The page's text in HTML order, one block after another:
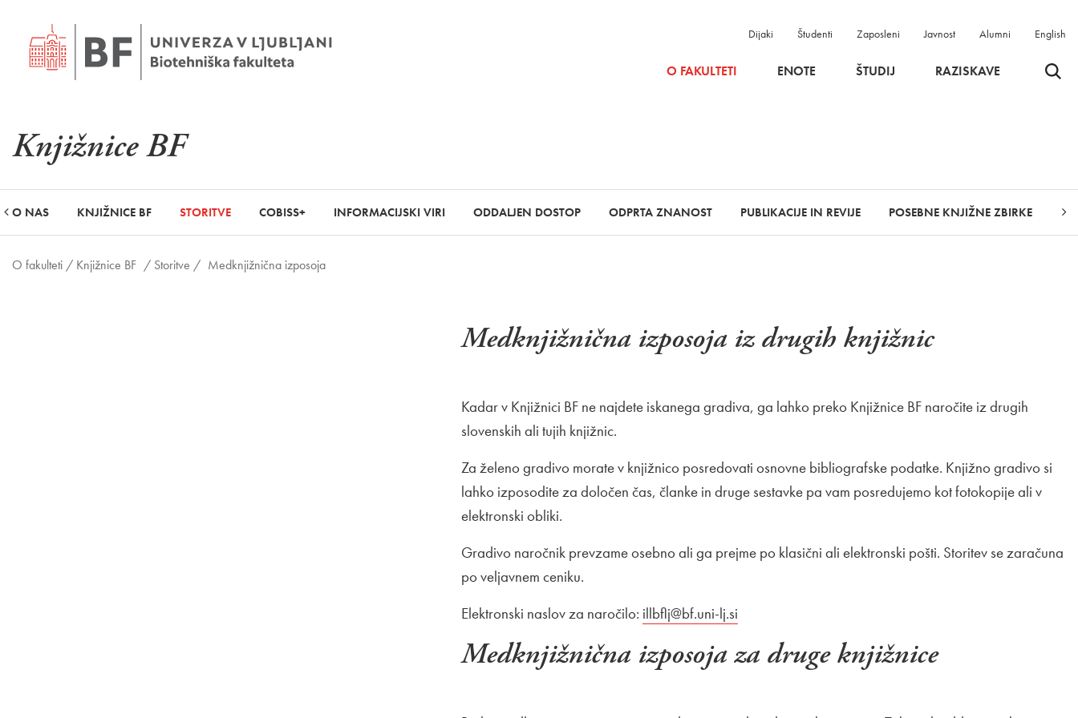
Dijaki Študenti Zaposleni Javnost Alumni English
O FAKULTETI ENOTE ŠTUDIJ RAZISKAVE Odpri
Knjižnice BF
O NAS KNJIŽNICE BF STORITVE COBISS+ INFORMACIJSKI VIRI ODDALJEN DOSTOP ODPRTA ZNANOST PUBLIKACIJE IN REVIJE POSEBNE KNJIŽNE ZBIRKE
O fakulteti / Knjižnice BF / Storitve / Medknjižnična izposoja
Medknjižnična izposoja iz drugih knjižnic
Kadar v Knjižnici BF ne najdete iskanega gradiva, ga lahko preko Knjižnice BF naročite iz drugih
slovenskih ali tujih knjižnic.
Za želeno gradivo morate v knjižnico posredovati osnovne bibliografske podatke. Knjižno gradivo si
lahko izposodite za določen čas, članke in druge sestavke pa vam posredujemo kot fotokopije ali v
elektronski obliki.
Gradivo naročnik prevzame osebno ali ga prejme po klasični ali elektronski pošti. Storitev se zaračuna
po veljavnem ceniku.
Elektronski naslov za naročilo: illbflj@bf.uni-lj.si
Medknjižnična izposoja za druge knjižnice